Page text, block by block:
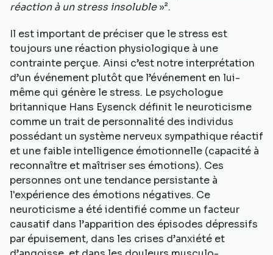
réaction à un stress insoluble»².
Il est important de préciser que le stress est
toujours une réaction physiologique à une
contrainte perçue. Ainsi c’est notre interprétation
d’un événement plutôt que l’événement en lui-
même qui génère le stress. Le psychologue
britannique Hans Eysenck définit le neuroticisme
comme un trait de personnalité des individus
possédant un système nerveux sympathique réactif
et une faible intelligence émotionnelle (capacité à
reconnaître et maîtriser ses émotions). Ces
personnes ont une tendance persistante à
l'expérience des émotions négatives. Ce
neuroticisme a été identifié comme un facteur
causatif dans l’apparition des épisodes dépressifs
par épuisement, dans les crises d’anxiété et